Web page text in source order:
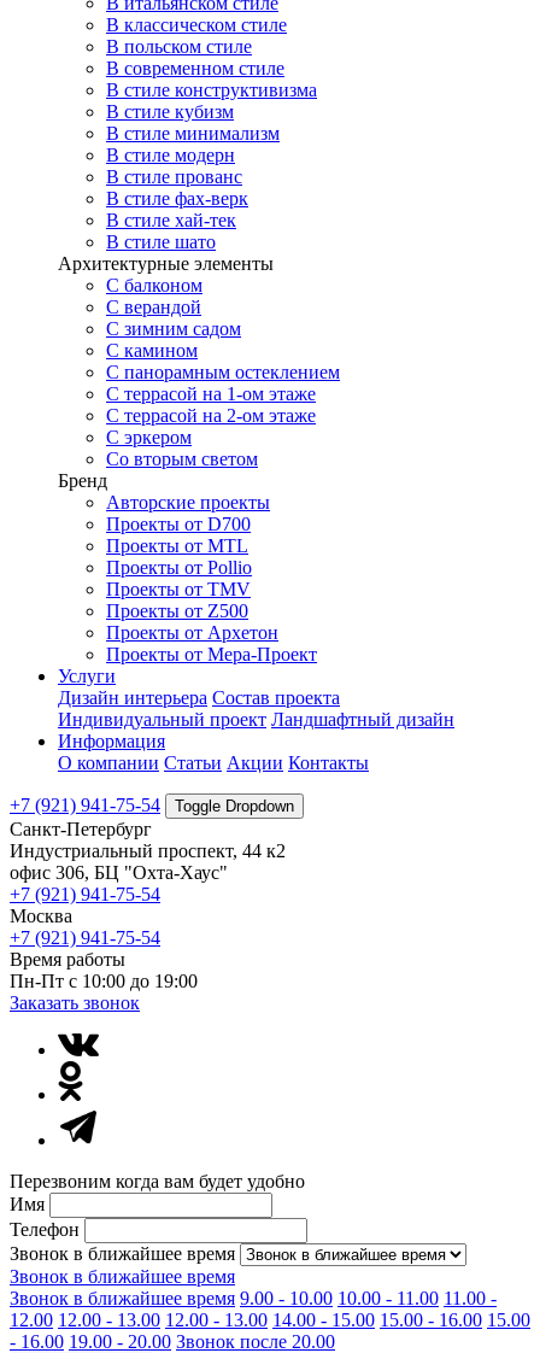
В классическом стиле
В польском стиле
В современном стиле
В стиле конструктивизма
В стиле кубизм
В стиле минимализм
В стиле модерн
В стиле прованс
В стиле фах-верк
В стиле хай-тек
В стиле шато
Архитектурные элементы
С балконом
С верандой
С зимним садом
С камином
С панорамным остеклением
С террасой на 1-ом этаже
С террасой на 2-ом этаже
С эркером
Со вторым светом
Бренд
Авторские проекты
Проекты от D700
Проекты от MTL
Проекты от Pollio
Проекты от TMV
Проекты от Z500
Проекты от Архетон
Проекты от Мера-Проект
Услуги
Дизайн интерьера Состав проекта
Индивидуальный проект Ландшафтный дизайн
Информация
О компании Статьи Акции Контакты
+7 (921) 941-75-54 Toggle Dropdown
Санкт-Петербург
Индустриальный проспект, 44 к2
офис 306, БЦ "Охта-Хаус"
+7 (921) 941-75-54
Москва
+7 (921) 941-75-54
Время работы
Пн-Пт с 10:00 до 19:00
Заказать звонок
Перезвоним когда вам будет удобно
Имя
Телефон
Звонок в ближайшее время
Звонок в ближайшее время
Звонок в ближайшее время 9.00 - 10.00 10.00 - 11.00 11.00 -
12.00 12.00 - 13.00 12.00 - 13.00 14.00 - 15.00 15.00 - 16.00 15.00
- 16.00 19.00 - 20.00 Звонок после 20.00